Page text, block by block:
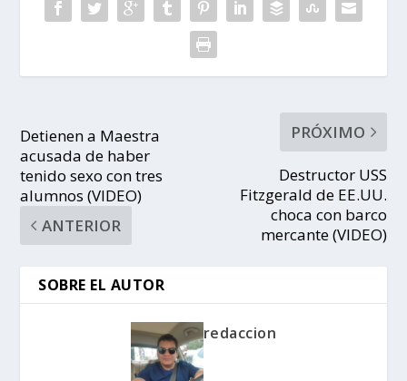
Detienen a Maestra
acusada de haber
tenido sexo con tres
alumnos (VIDEO)
ANTERIOR
PRÓXIMO
Destructor USS
Fitzgerald de EE.UU.
choca con barco
mercante (VIDEO)
SOBRE EL AUTOR
redaccion